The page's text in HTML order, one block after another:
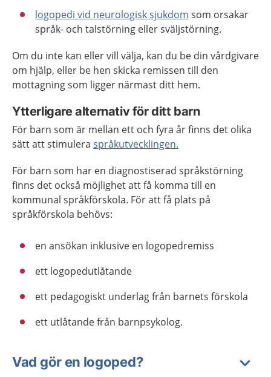
logopedi vid neurologisk sjukdom som orsakar
språk- och talstörning eller sväljstörning.
Om du inte kan eller vill välja, kan du be din vårdgivare
om hjälp, eller be hen skicka remissen till den
mottagning som ligger närmast ditt hem.
Ytterligare alternativ för ditt barn
För barn som är mellan ett och fyra år finns det olika
sätt att stimulera språkutvecklingen.
För barn som har en diagnostiserad språkstörning
finns det också möjlighet att få komma till en
kommunal språkförskola. För att få plats på
språkförskola behövs:
en ansökan inklusive en logopedremiss
ett logopedutlåtande
ett pedagogiskt underlag från barnets förskola
ett utlåtande från barnpsykolog.
Vad gör en logoped?